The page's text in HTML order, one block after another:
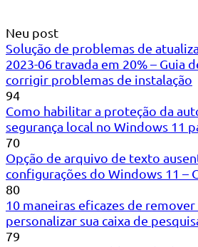
Neu post
Solução de problemas de
2023-06 travada em 20% – Guia
corrigir problemas de instalação
94
Como habilitar a proteção da
segurança local no Windows 11
70
Opção de arquivo de texto
configurações do Windows 11 –
80
10 maneiras eficazes de
personalizar sua caixa de
79